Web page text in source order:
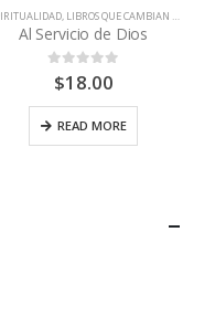
, LIBROS QUE CAMBIAN VIDAS
Al Servicio de Dios
out of 5
$18.00
READ MORE